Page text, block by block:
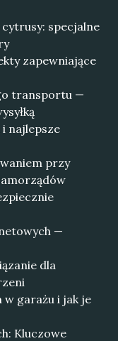
specjalne
zapewniające
transportu —
i najlepsze
przy
—
dla
garażu i jak je
Kluczowe